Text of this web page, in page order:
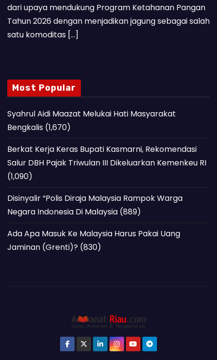
dari upaya mendukung Program Ketahanan Pangan
Tahun 2026 dengan menjadikan jagung sebagai salah
satu komoditas […]
Most Popular
Syahrul Aidi Maazat Melukai Hati Masyarakat
Bengkalis (1,670)
Berkat Kerja Keras Bupati Kasmarni, Rekomendasi
Salur DBH Pajak Triwulan III Dikeluarkan Kemenkeu RI
(1,090)
Disinyalir “Polis Diraja Malaysia Rampok Warga
Negara Indonesia Di Malaysia (889)
Ada Apa Masuk Ke Malaysia Harus Pakai Uang
Jaminan (Grenti)? (830)